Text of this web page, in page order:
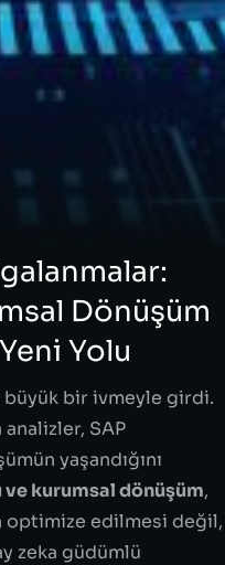
Dönüşüm
Yolu
bir ivmeyle girdi.
SAP
yaşandığını
kurumsal dönüşüm,
optimize edilmesi değil,
zeka güdümlü